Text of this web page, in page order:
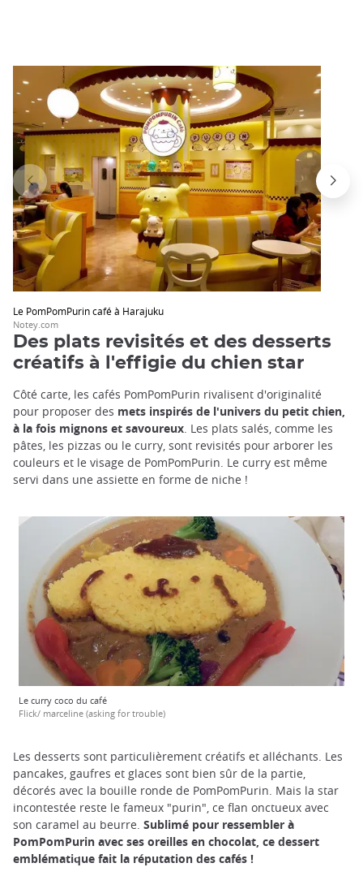
Le PomPomPurin café à Harajuku
Notey.com
Des plats revisités et des desserts
créatifs à l'effigie du chien star
Côté carte, les cafés PomPomPurin rivalisent d'originalité
pour proposer des mets inspirés de l'univers du petit chien,
à la fois mignons et savoureux. Les plats salés, comme les
pâtes, les pizzas ou le curry, sont revisités pour arborer les
couleurs et le visage de PomPomPurin. Le curry est même
servi dans une assiette en forme de niche !
Le curry coco du café
Flick/ marceline (asking for trouble)
Les desserts sont particulièrement créatifs et alléchants. Les
pancakes, gaufres et glaces sont bien sûr de la partie,
décorés avec la bouille ronde de PomPomPurin. Mais la star
incontestée reste le fameux "purin", ce flan onctueux avec
son caramel au beurre. Sublimé pour ressembler à
PomPomPurin avec ses oreilles en chocolat, ce dessert
emblématique fait la réputation des cafés !